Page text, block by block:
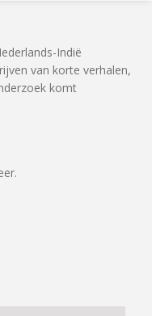
Indië
van korte verhalen,
komt